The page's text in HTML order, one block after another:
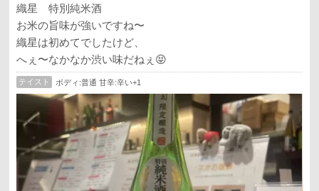
織星 特別純米酒
お米の旨味が強いですね〜
織星は初めてでしたけど、
へぇ〜なかなか渋い味だねぇ😝
テイスト ボディ:普通 甘辛:辛い+1